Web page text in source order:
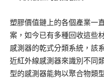
塑膠價值鏈上的各個產業一
案，如今已有多種回收這些
感測器的乾式分類系統，該
近紅外線感測器來識別不同
型的感測器能夠以聚合物類